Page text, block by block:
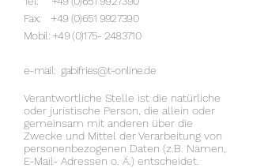
Fax: +49 (0)651 9927390
Mobil: +49 (0)175- 2483710
e-mail: gabifries@t-online.de
Verantwortliche Stelle ist die natürliche
oder juristische Person, die allein oder
gemeinsam mit anderen über die
Zwecke und Mittel der Verarbeitung von
personenbezogenen Daten (z.B. Namen,
E-Mail- Adressen o. Ä.) entscheidet.